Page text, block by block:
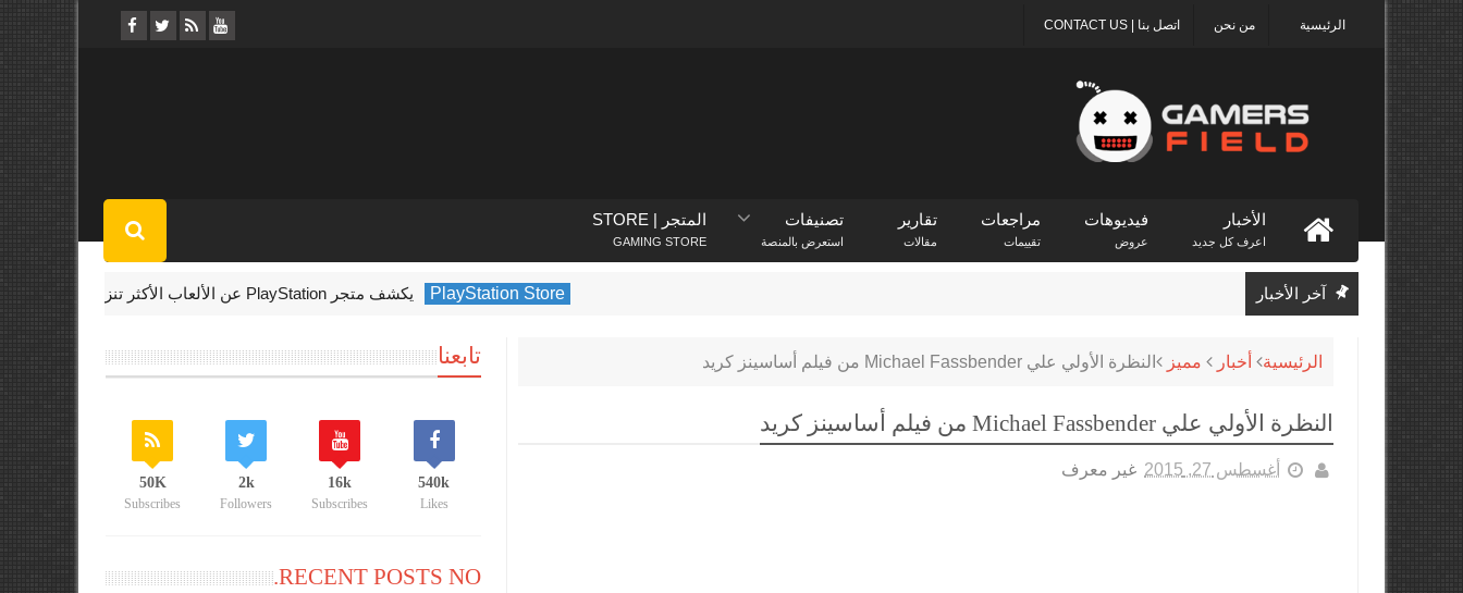
اتصل بنا | CONTACT US من نحن الرئيسية
الأخبار
اعرف كل جديد
فيديوهات
عروض
مراجعات
تقييمات
تقارير
مقالات
تصنيفات
استعرض بالمنصة
المتجر | STORE
GAMING STORE
آخر الأخبار يكشف متجر PlayStation عن الألعاب الأكثر تنزيلًا في فبراير 2022
الرئيسية أخبار مميز النظرة الأولي علي Michael Fassbender من فيلم أساسينز كريد
النظرة الأولي علي Michael Fassbender من فيلم أساسينز كريد
غير معرف أغسطس 27, 2015
تابعنا
540k
Likes
16k
Subscribes
2k
Followers
50K
Subscribes
RECENT POSTS NO.